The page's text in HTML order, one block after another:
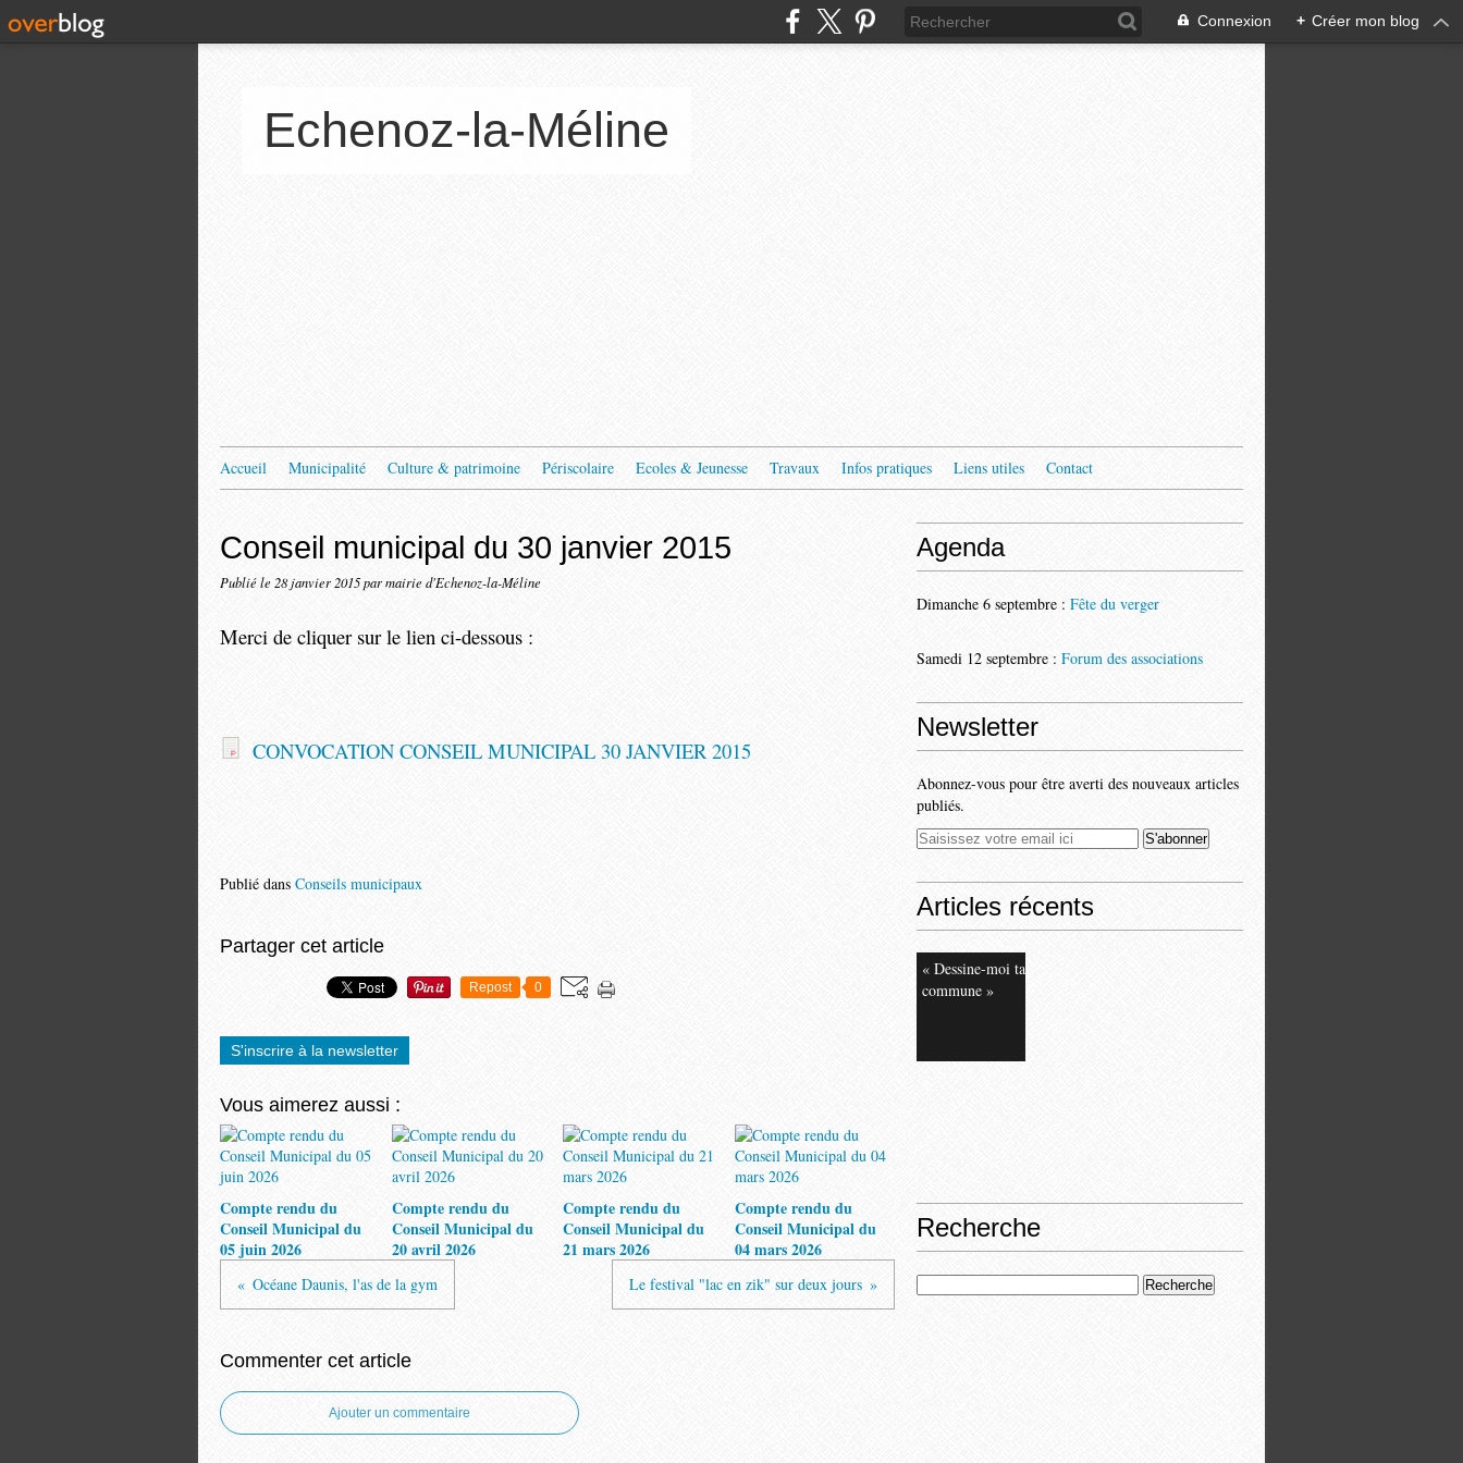
Connexion + Créer mon blog
Echenoz-la-Méline
Accueil Municipalité Culture & patrimoine Périscolaire Ecoles & Jeunesse Travaux Infos pratiques Liens utiles Contact
Conseil municipal du 30 janvier 2015
Publié le 28 janvier 2015par mairie d'Echenoz-la-Méline
Merci de cliquer sur le lien ci-dessous :
CONVOCATION CONSEIL MUNICIPAL 30 JANVIER 2015
Publié dans Conseils municipaux
Partager cet article
Repost 0
S'inscrire à la newsletter
Vous aimerez aussi :
Compte rendu du
Conseil Municipal du
05 juin 2026
Compte rendu du
Conseil Municipal du
20 avril 2026
Compte rendu du
Conseil Municipal du
21 mars 2026
Compte rendu du
Conseil Municipal du
04 mars 2026
Océane Daunis, l'as de la gym Le festival "lac en zik" sur deux jours
Commenter cet article
Ajouter un commentaire
Agenda
Dimanche 6 septembre : Fête du verger
Samedi 12 septembre : Forum des associations
Newsletter
Abonnez-vous pour être averti des nouveaux articles
publiés.
Articles récents
« Dessine-moi ta
commune »
Recherche